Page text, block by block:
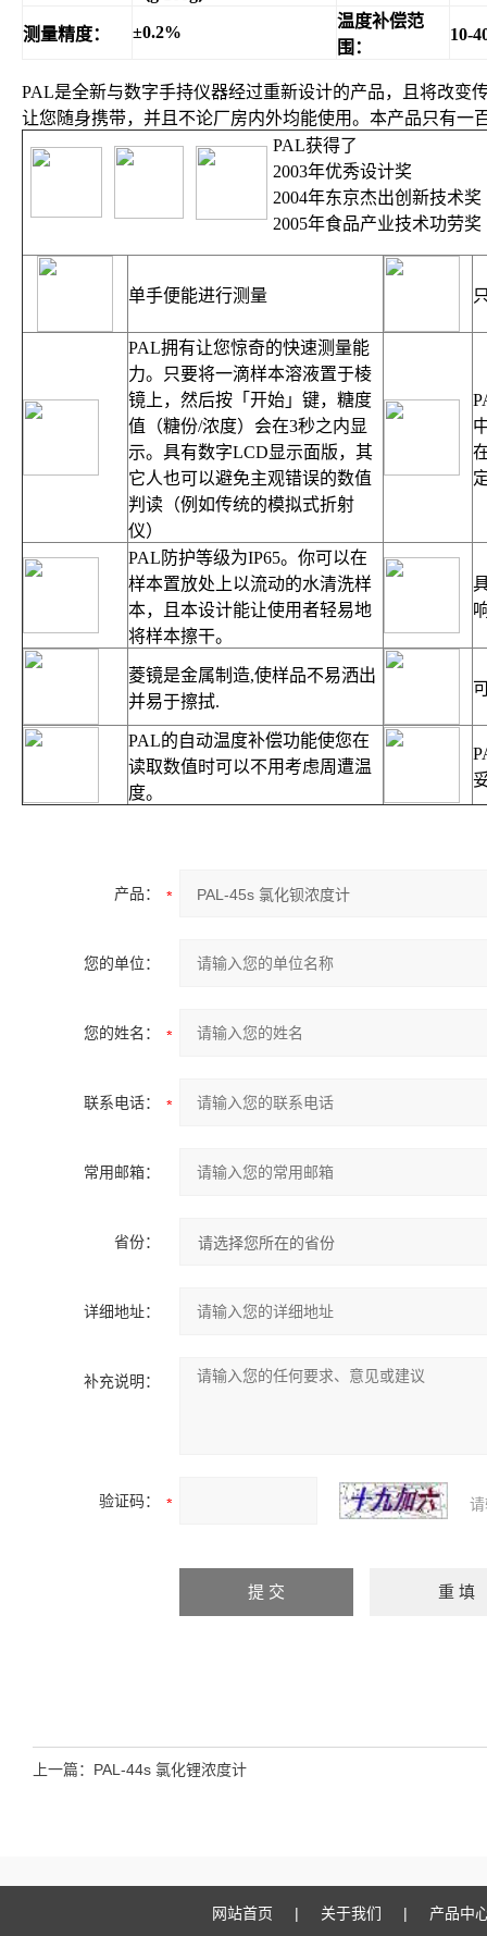
测量精度： ±0.2%
温度补偿范
围：
10-
PAL是全新与数字手持仪器经过重新设计的产品，且将改变
让您随身携带，并且不论厂房内外均能使用。本产品只有
PAL获得了
2003年优秀设计奖
2004年东京杰出创新技术奖
2005年食品产业技术功劳奖
单手便能进行测量
PAL拥有让您惊奇的快速测量能
力。只要将一滴样本溶液置于棱
镜上，然后按「开始」键，糖度
值（糖份/浓度）会在3秒之内显
示。具有数字LCD显示面版，其
它人也可以避免主观错误的数值
判读（例如传统的模拟式折射
仪）
PAL 防护等级为IP65。你可以在
样本置放处上以流动的水清洗样
本，且本设计能让使用者轻易地
将样本擦干。
菱镜是金属制造,使样品不易洒出
并易于擦拭.
PAL的自动温度补偿功能使您在
读取数值时可以不用考虑周遭温
度。
产品：
您的单位：
您的姓名：
联系电话：
常用邮箱：
省份：
详细地址：
补充说明：
验证码：
上一篇： PAL-44s 氯化锂浓度计
网站首页 | 关于我们 | 产品中